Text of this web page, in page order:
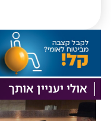
אולי יעניין אותך